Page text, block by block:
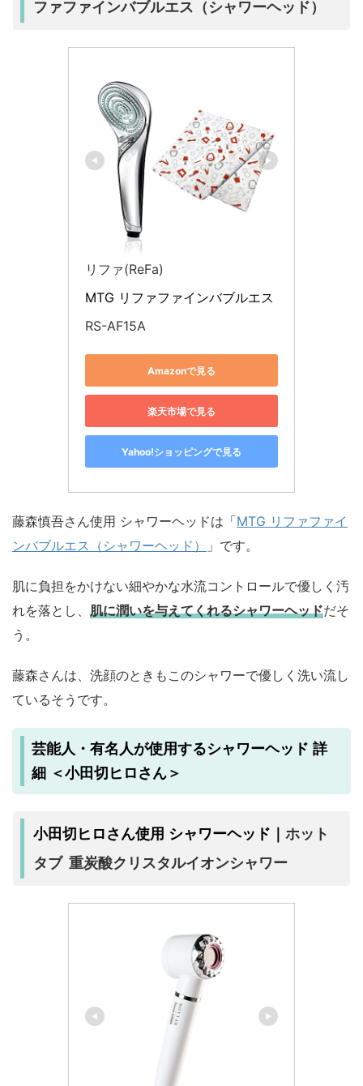
ファファインバブルエス（シャワーヘッド）
リファ(ReFa)
MTG リファファインバブルエス
RS-AF15A
Amazonで見る
楽天市場で見る
Yahoo!ショッピングで見る
藤森慎吾さん使用 シャワーヘッドは「MTG リファファイ
ンバブルエス（シャワーヘッド）
」です。
肌に負担をかけない細やかな水流コントロールで優しく汚
れを落とし、 肌に潤いを与えてくれるシャワーヘッドだそ
う。
藤森さんは、洗顔のときもこのシャワーで優しく洗い流し
ているそうです。
芸能人・有名人が使用するシャワーヘッド 詳
細 ＜小田切ヒロさん＞
小田切ヒロさん使用 シャワーヘッド｜ホット
タブ 重炭酸クリスタルイオンシャワー